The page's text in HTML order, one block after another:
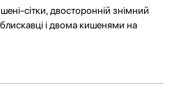
сітки, двосторонній знімний
і двома кишенями на